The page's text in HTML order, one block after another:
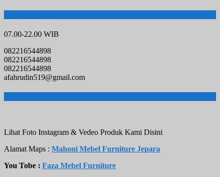
07.00-22.00 WIB
082216544898
082216544898
082216544898
afahrudin519@gmail.com
Lihat Foto Instagram & Vedeo Produk Kami Disini
Alamat Maps : Mahoni Mebel Furniture Jepara
You Tobe : Faza Mebel Furniture